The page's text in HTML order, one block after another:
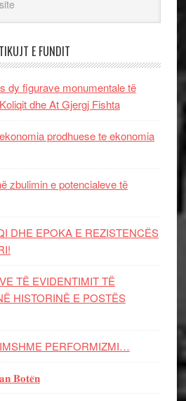
E FUNDIT
dy figurave monumentale të
dhe At Gjergj Fishta
prodhuese te ekonomia
zbulimin e potencialeve të
DHE EPOKA E REZISTENCЁS
TË EVIDENTIMIT TË
HISTORINË E POSTËS
PERFORMIZMI…
𝐁𝐨𝐭𝐞̈𝐧